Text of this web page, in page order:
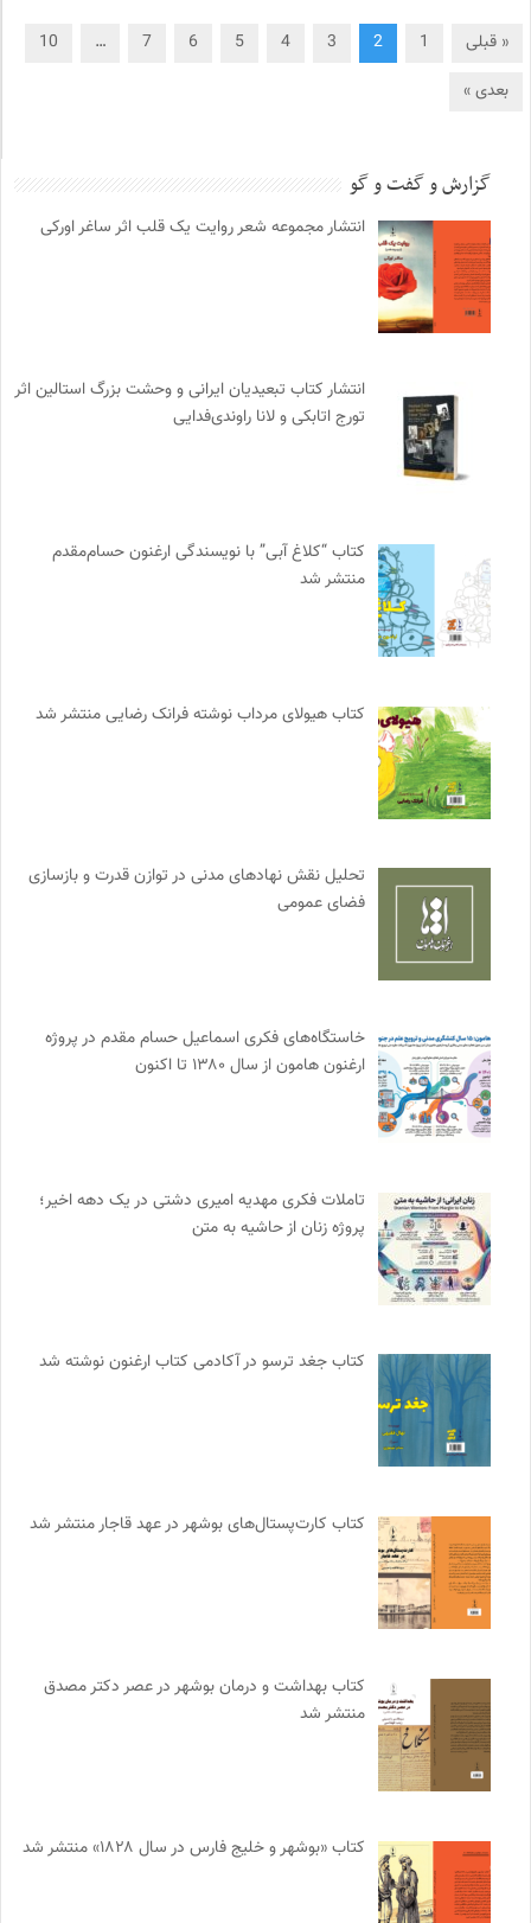
« قبلی 1
2
3
4
5
6
7
…
10
بعدی »
گزارش و گفت و گو
انتشار مجموعه شعر روایت یک قلب اثر ساغر اورکی
انتشار کتاب تبعیدیان ایرانی و وحشت بزرگ استالین اثر
تورج اتابکی و لانا راوندی‌فدایی
کتاب “کلاغ آبی” با نویسندگی ارغنون حسام‌مقدم
منتشر شد
کتاب هیولای مرداب نوشته فرانک رضایی منتشر شد
تحلیل نقش نهادهای مدنی در توازن قدرت و بازسازی
فضای عمومی
خاستگاه‌های فکری اسماعیل حسام مقدم در پروژه
ارغنون هامون از سال ۱۳۸۰ تا اکنون
تاملات فکری مهدیه امیری دشتی در یک دهه اخیر؛
پروژه زنان از حاشیه به متن
کتاب جغد ترسو در آکادمی کتاب ارغنون نوشته شد
کتاب کارت‌پستال‌های بوشهر در عهد قاجار منتشر شد
کتاب بهداشت و درمان بوشهر در عصر دکتر مصدق
منتشر شد
کتاب «بوشهر و خلیج فارس در سال ۱۸۲۸» منتشر شد